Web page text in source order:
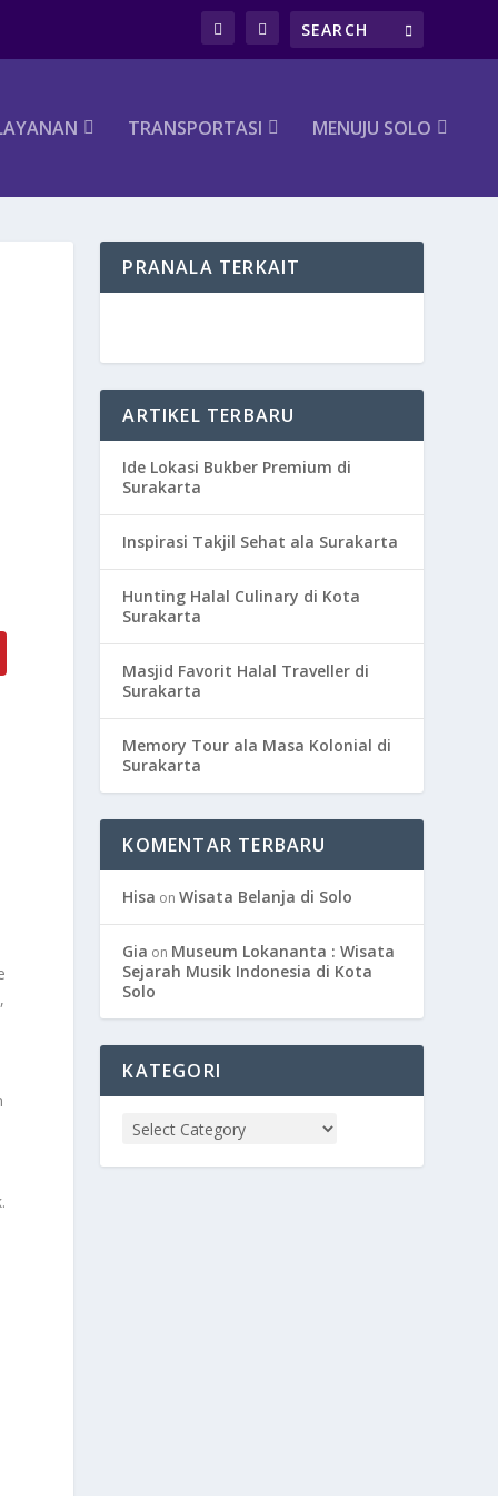
TRANSPORTASI MENUJU SOLO
PRANALA TERKAIT
ARTIKEL TERBARU
Ide Lokasi Bukber Premium di
Surakarta
Inspirasi Takjil Sehat ala Surakarta
Hunting Halal Culinary di Kota
Surakarta
Masjid Favorit Halal Traveller di
Surakarta
Memory Tour ala Masa Kolonial di
Surakarta
KOMENTAR TERBARU
Hisa onWisata Belanja di Solo
Gia on Museum Lokananta : Wisata
Sejarah Musik Indonesia di Kota
Solo
KATEGORI